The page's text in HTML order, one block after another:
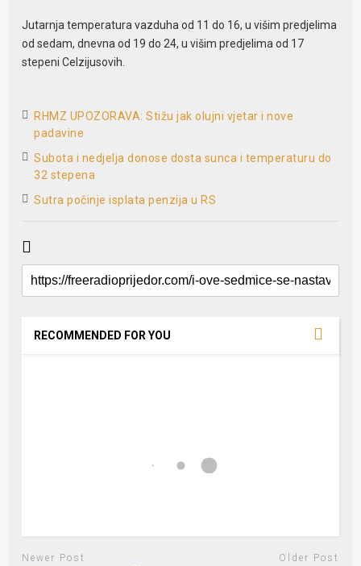
Jutarnja temperatura vazduha od 11 do 16, u višim predjelima
od sedam, dnevna od 19 do 24, u višim predjelima od 17
stepeni Celzijusovih.
RHMZ UPOZORAVA: Stižu jak olujni vjetar i nove
padavine
Subota i nedjelja donose dosta sunca i temperaturu do
32 stepena
Sutra počinje isplata penzija u RS
RECOMMENDED FOR YOU
Newer Post Older Post